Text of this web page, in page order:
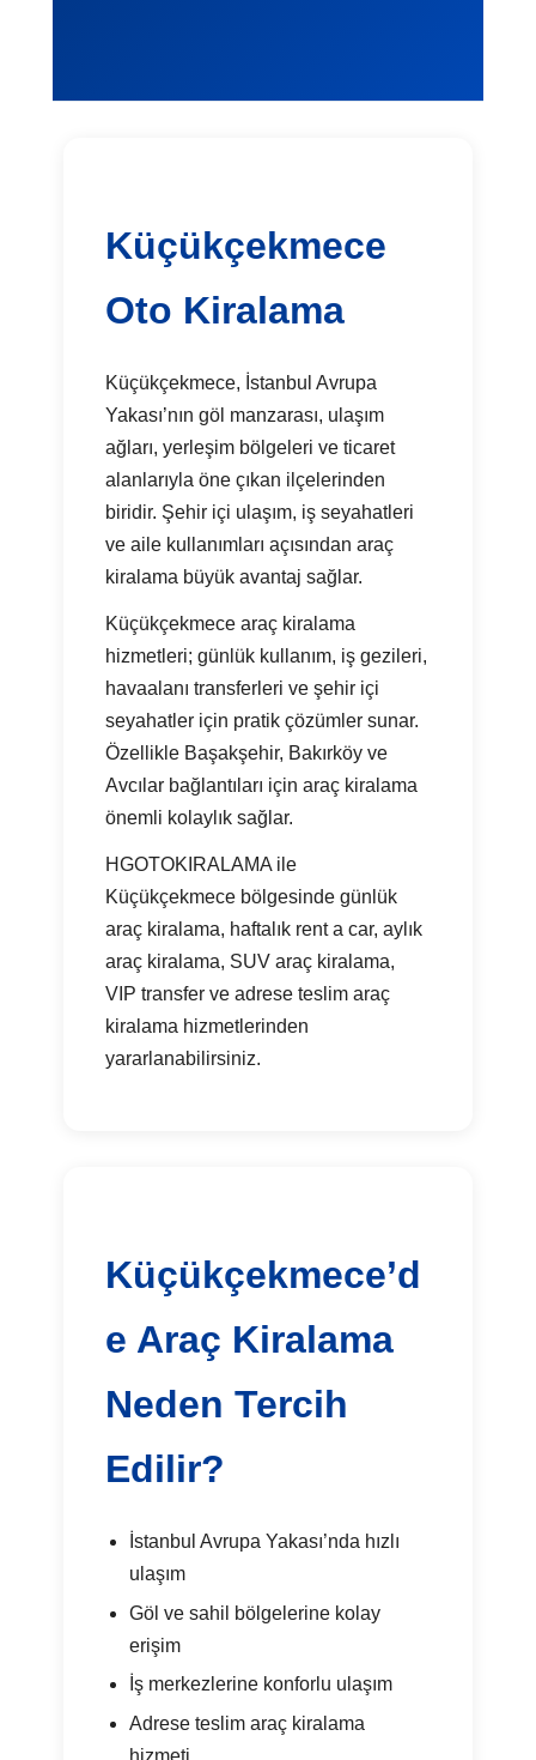
Küçükçekmece
Oto Kiralama
Küçükçekmece, İstanbul Avrupa
Yakası’nın göl manzarası, ulaşım
ağları, yerleşim bölgeleri ve ticaret
alanlarıyla öne çıkan ilçelerinden
biridir. Şehir içi ulaşım, iş seyahatleri
ve aile kullanımları açısından araç
kiralama büyük avantaj sağlar.
Küçükçekmece araç kiralama
hizmetleri; günlük kullanım, iş gezileri,
havaalanı transferleri ve şehir içi
seyahatler için pratik çözümler sunar.
Özellikle Başakşehir, Bakırköy ve
Avcılar bağlantıları için araç kiralama
önemli kolaylık sağlar.
HGOTOKIRALAMA ile
Küçükçekmece bölgesinde günlük
araç kiralama, haftalık rent a car, aylık
araç kiralama, SUV araç kiralama,
VIP transfer ve adrese teslim araç
kiralama hizmetlerinden
yararlanabilirsiniz.
Küçükçekmece’d
e Araç Kiralama
Neden Tercih
Edilir?
İstanbul Avrupa Yakası’nda hızlı
ulaşım
Göl ve sahil bölgelerine kolay
erişim
İş merkezlerine konforlu ulaşım
Adrese teslim araç kiralama
hizmeti